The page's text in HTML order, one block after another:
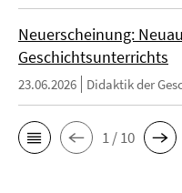
Neuerscheinung:
Geschichtsunterrichts
23.06.2026 Didaktik der
1 / 10